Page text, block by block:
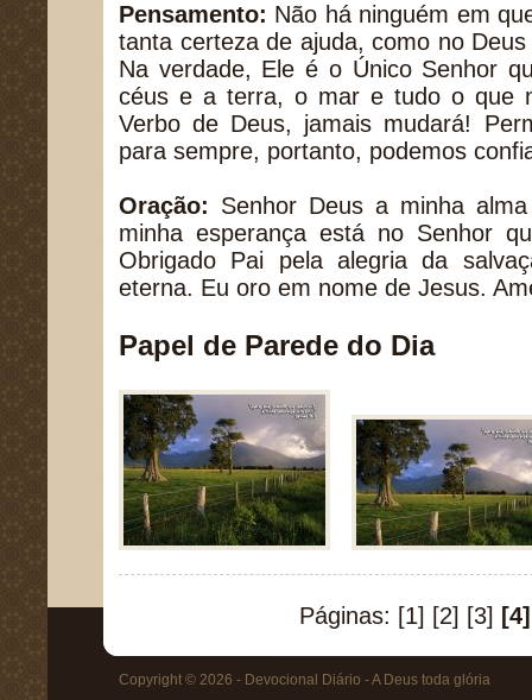
Pensamento: Não há ninguém em
tanta certeza de ajuda, como no
Na verdade, Ele é o Único Senhor
céus e a terra, o mar e tudo o que
Verbo de Deus, jamais mudará!
para sempre, portanto, podemos
Oração: Senhor Deus a minha
minha esperança está no Senhor
Obrigado Pai pela alegria da
eterna. Eu oro em nome de Jesus.
Papel de Parede do Dia
Páginas: [1] [2] [3] [4]
Copyright © 2026 - Devocional Diário - A Deus toda glória